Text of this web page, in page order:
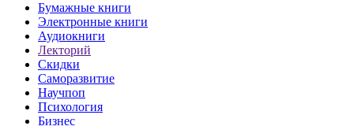
Бумажные книги
Электронные книги
Аудиокниги
Лекторий
Скидки
Саморазвитие
Научпоп
Психология
Бизнес